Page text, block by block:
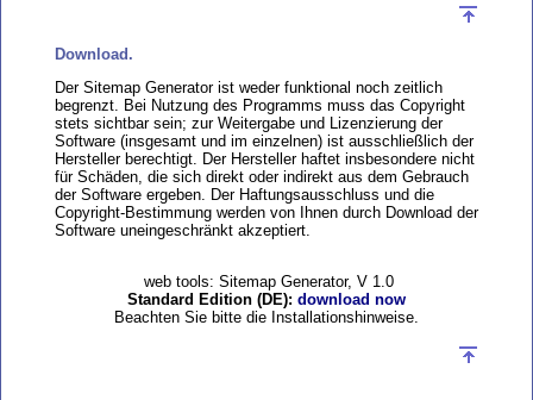
Download.
Der Sitemap Generator ist weder funktional noch zeitlich
begrenzt. Bei Nutzung des Programms muss das Copyright
stets sichtbar sein; zur Weitergabe und Lizenzierung der
Software (insgesamt und im einzelnen) ist ausschließlich der
Hersteller berechtigt. Der Hersteller haftet insbesondere nicht
für Schäden, die sich direkt oder indirekt aus dem Gebrauch
der Software ergeben. Der Haftungsausschluss und die
Copyright-Bestimmung werden von Ihnen durch Download der
Software uneingeschränkt akzeptiert.
web tools: Sitemap Generator, V 1.0
Standard Edition (DE): download now
Beachten Sie bitte die Installationshinweise.